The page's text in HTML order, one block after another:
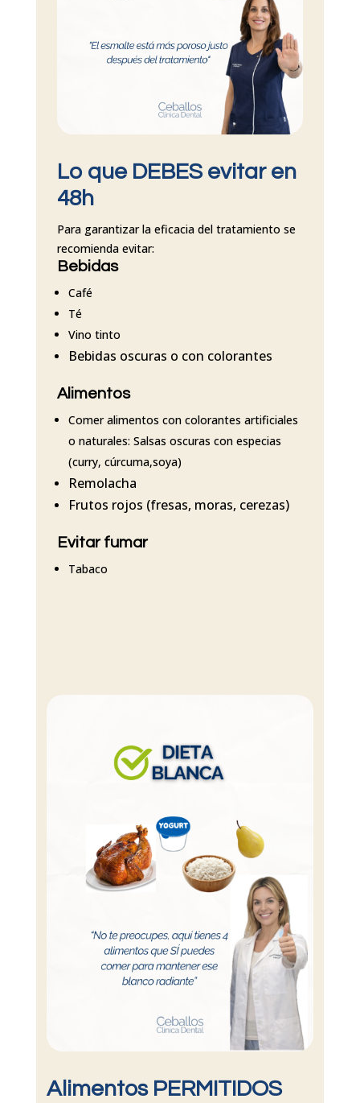
Lo que DEBES evitar en
48h
Para garantizar la eficacia del tratamiento se
recomienda evitar:
Bebidas
Café
Té
Vino tinto
Bebidas oscuras o con colorantes
Alimentos
Comer alimentos con colorantes artificiales
o naturales: Salsas oscuras con especias
(curry, cúrcuma,soya)
Remolacha
Frutos rojos (fresas, moras, cerezas)
Evitar fumar
Tabaco
Alimentos PERMITIDOS